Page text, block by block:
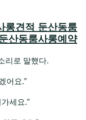
롱견적 둔산동룸
산동룸사롱예약
리로 말했다.
어요.”
세요.”